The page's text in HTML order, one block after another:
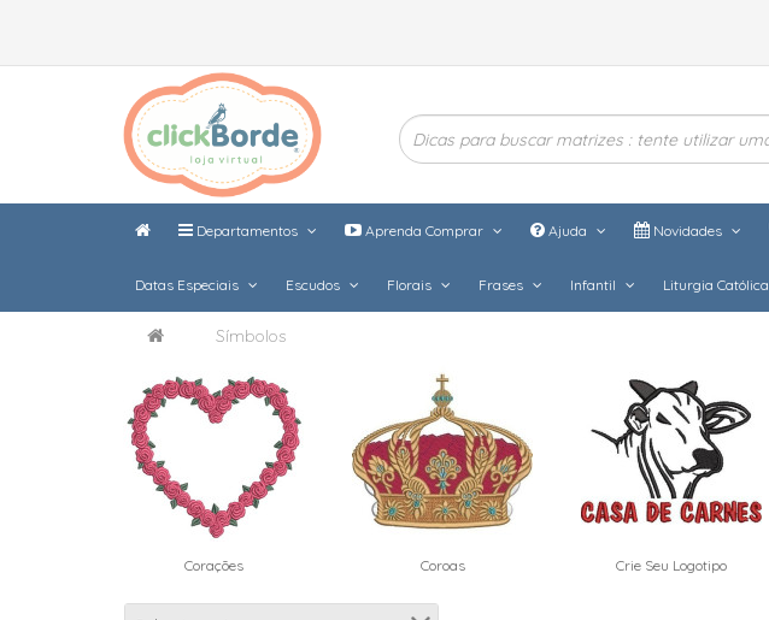
Departamentos Aprenda Comprar Ajuda Novidades
Datas Especiais Escudos Florais Frases Infantil Liturgia Católica
Símbolos
Corações Coroas Crie Seu Logotipo